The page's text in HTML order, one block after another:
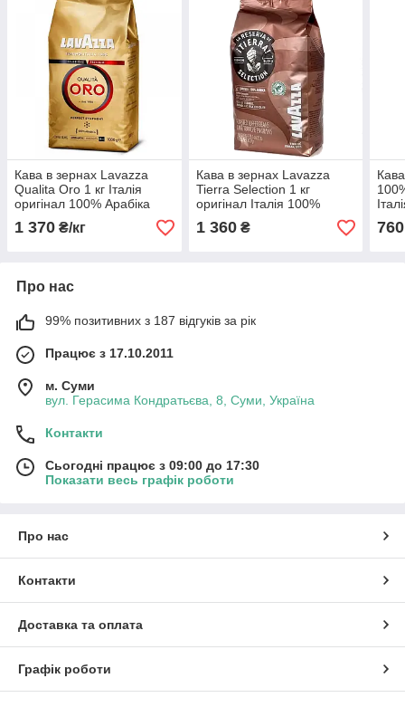
Кава в зернах Lavazza
Qualita Oro 1 кг Італія
оригінал 100% Арабіка
1 370 ₴/кг
Кава в зернах Lavazza
Tierra Selection 1 кг
оригінал Італія 100%
арабіка
1 360₴ 760
Про нас
99% позитивних з 187 відгуків за рік
Працює з 17.10.2011
м. Суми
вул. Герасима Кондратьєва, 8, Суми, Україна
Контакти
Сьогодні працює з 09:00 до 17:30
Показати весь графік роботи
Про нас
Контакти
Доставка та оплата
Графік роботи